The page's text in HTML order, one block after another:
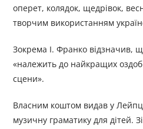
оперет, колядок, щедрівок,
творчим використанням
Зокрема І. Франко відзначив,
«належить до найкращих оздоб
сцени».
Власним коштом видав у
музичну граматику для дітей.